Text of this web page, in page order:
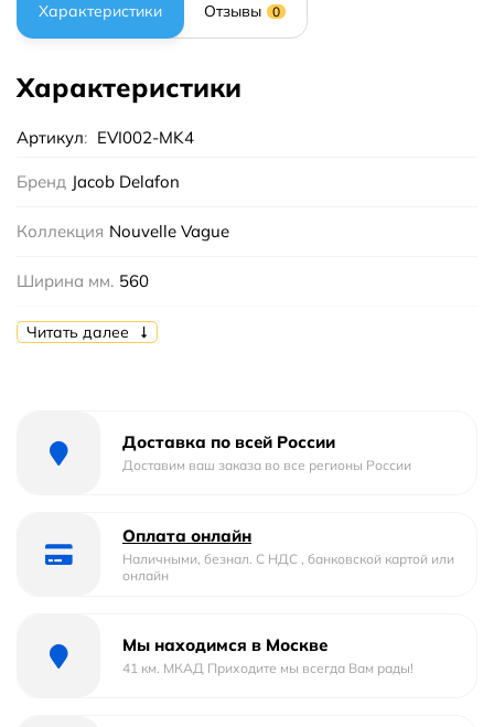
Характеристики Отзывы 0
Характеристики
Артикул: EVI002-MK4
Бренд Jacob Delafon
Коллекция Nouvelle Vague
Ширина мм. 560
Высота мм. 180
Отверстие под перелив :
накладная
треугольная
Страна бренда Франция
Читать далее
Доставка по всей России
Доставим ваш заказа во все регионы России
Оплата онлайн
Наличными, безнал. С НДС , банковской картой или
онлайн
Мы находимся в Москве
41 км. МКАД Приходите мы всегда Вам рады!